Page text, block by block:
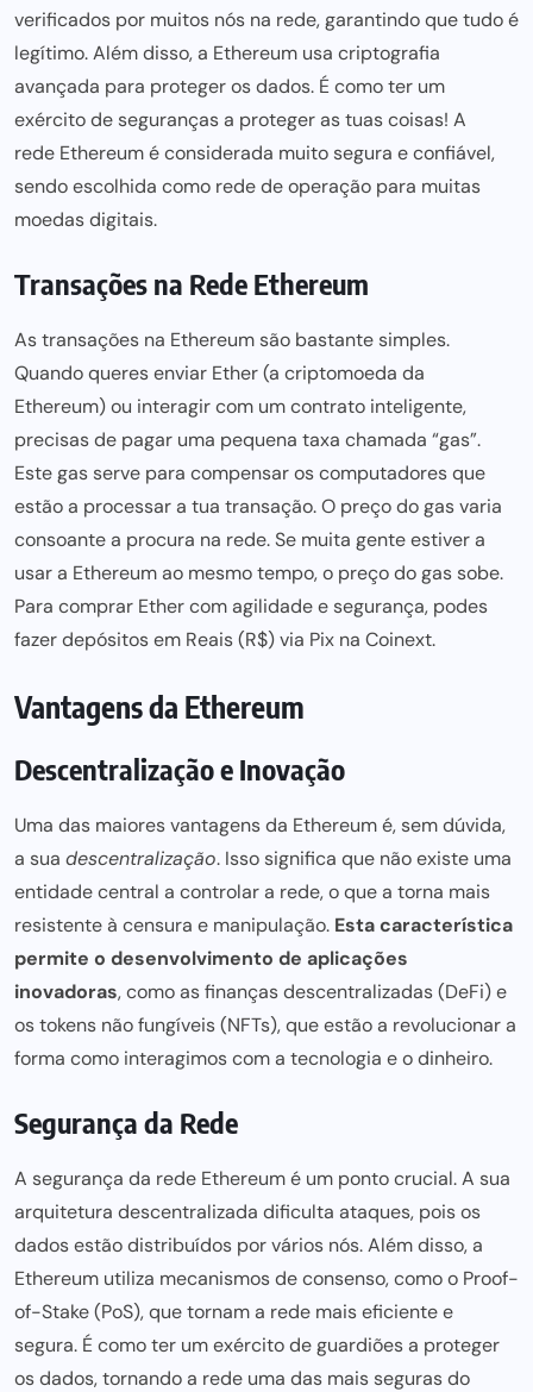
verificados por muitos nós na rede, garantindo que tudo é
legítimo. Além disso, a Ethereum usa criptografia
avançada para proteger os dados. É como ter um
exército de seguranças a proteger as tuas coisas! A
rede Ethereumé considerada muito segura e confiável,
sendo escolhida como rede de operação para muitas
moedas digitais.
Transações na Rede Ethereum
As transações na Ethereum são bastante simples.
Quando queres enviar Ether (a criptomoeda da
Ethereum) ou interagir com um contrato inteligente,
precisas de pagar uma pequena taxa chamada “gas”.
Este gas serve para compensar os computadores que
estão a processar a tua transação. O preço do gas varia
consoante a procura na rede. Se muita gente estiver a
usar a Ethereum ao mesmo tempo, o preço do gas sobe.
Para comprar Ether com agilidade e segurança, podes
fazer depósitos em Reais (R$) via Pix na Coinext.
Vantagens da Ethereum
Descentralização e Inovação
Uma das maiores vantagens da Ethereum é, sem dúvida,
a sua descentralização. Isso significa que não existe uma
entidade central a controlar a rede, o que a torna mais
resistente à censura e manipulação. Esta característica
permite o desenvolvimento de aplicações
inovadoras, como asfinanças descentralizadas(DeFi) e
os tokens não fungíveis (NFTs), que estão a revolucionar a
forma como interagimos com a tecnologia e o dinheiro.
Segurança da Rede
A segurança da rede Ethereum é um ponto crucial. A sua
arquitetura descentralizada dificulta ataques, pois os
dados estão distribuídos por vários nós. Além disso, a
Ethereum utiliza mecanismos de consenso, como o Proof-
of-Stake (PoS), que tornam a rede mais eficiente e
segura. É como ter um exército de guardiões a proteger
os dados, tornando a rede uma das maisseguras do